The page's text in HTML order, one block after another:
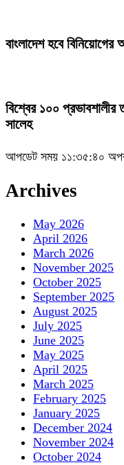
বাংলাদেশ হবে
বিশ্বের ১০০ প্রভাবশালীর
সালেহ
আপডেট সময় ১১:৩৫:৪০
Archives
May 2026
April 2026
March 2026
November 2025
October 2025
September 2025
August 2025
July 2025
June 2025
May 2025
April 2025
March 2025
February 2025
January 2025
December 2024
November 2024
October 2024